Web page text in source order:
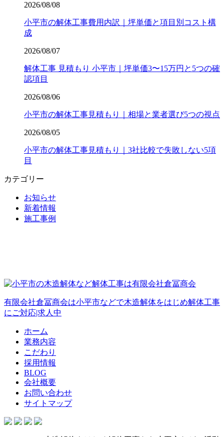
2026/08/08
小平市の解体工事費用内訳｜坪単価と項目別コスト構
成
2026/08/07
解体工事 見積もり 小平市｜坪単価3〜15万円と5つの確
認項目
2026/08/06
小平市の解体工事見積もり｜相場と業者選び5つの視点
2026/08/05
小平市の解体工事見積もり｜3社比較で失敗しない5項
目
カテゴリー
お知らせ
新着情報
施工事例
有限会社倉冨商会は小平市などで木造解体をはじめ解体工事
にご対応|求人中
ホーム
業務内容
こだわり
採用情報
BLOG
会社概要
お問い合わせ
サイトマップ